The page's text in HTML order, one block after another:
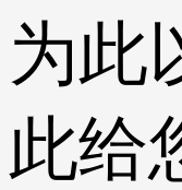
为此
此给